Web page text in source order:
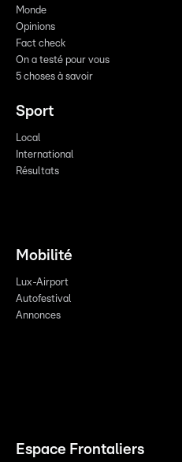
Monde
Opinions
Fact check
On a testé pour vous
5 choses à savoir
Sport
Local
International
Résultats
Mobilité
Lux-Airport
Autofestival
Annonces
Espace Frontaliers